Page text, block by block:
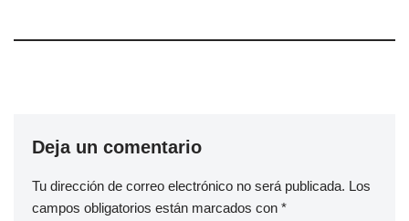
Deja un comentario
Tu dirección de correo electrónico no será publicada. Los
campos obligatorios están marcados con *